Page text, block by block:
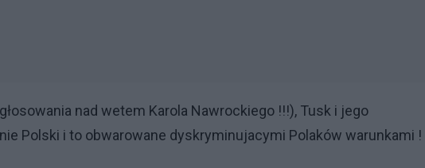
nad wetem Karola Nawrockiego !!!), Tusk i jego
Polski i to obwarowane dyskryminujacymi Polaków warunkami !